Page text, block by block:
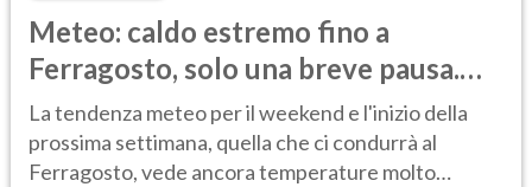
Meteo: caldo estremo fino a
Ferragosto, solo una breve pausa.
Ecco dove
La tendenza meteo per il weekend e l'inizio della
prossima settimana, quella che ci condurrà al
Ferragosto, vede ancora temperature molto